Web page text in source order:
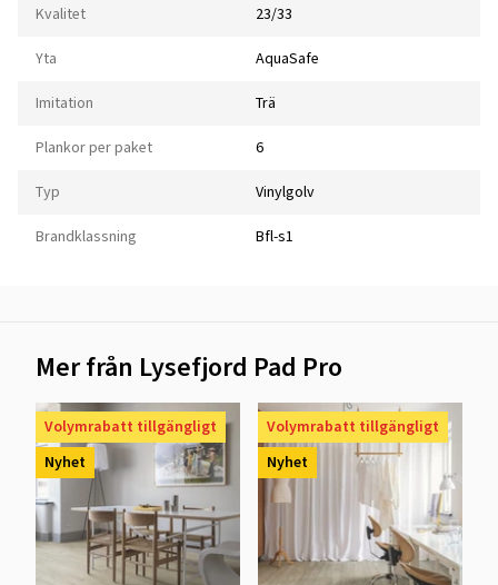
Kvalitet 23/33
Yta AquaSafe
Imitation Trä
Plankor per paket 6
Typ Vinylgolv
Brandklassning Bfl-s1
Mer från Lysefjord Pad Pro
Volymrabatt tillgängligt
Nyhet
Volymrabatt tillgängligt
Nyhet